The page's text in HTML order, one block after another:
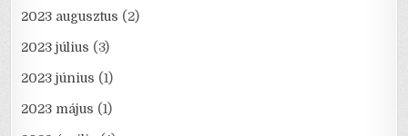
2023 augusztus (2)
2023 július (3)
2023 június (1)
2023 május (1)